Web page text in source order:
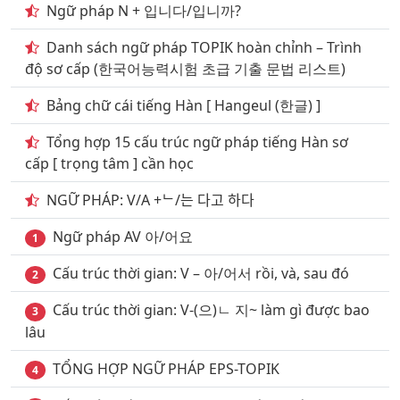
25 . Giao thông vận tải đường bộ
26. Giao thông vận tải đường hàng không
27. Giao thông vận tải đường sắt
28. Giao thông vận tải đường thủy phần 1
29. Giao thông vận tải đường thủy phần 2
30. Chủ đề khách sạn nhà nghỉ
31. Ký hiệu biển báo Giao thông phần 1
32. Ký hiệu biển báo Giao thông phần 2
33. Chủ đề Những loại trái cây
34. Chủ đề quan hệ gia đình & họ hàng
35. Chủ đề nghề nghiệp phần 1
Ngữ pháp N + 입니다/입니까?
Danh sách ngữ pháp TOPIK hoàn chỉnh – Trình
độ sơ cấp (한국어능력시험 초급 기출 문법 리스트)
Bảng chữ cái tiếng Hàn [ Hangeul (한글) ]
Tổng hợp 15 cấu trúc ngữ pháp tiếng Hàn sơ
cấp [ trọng tâm ] cần học
NGỮ PHÁP: V/A +ᄂ/는 다고 하다
1 Ngữ pháp AV 아/어요
2 Cấu trúc thời gian: V – 아/어서 rồi, và, sau đó
3
Cấu trúc thời gian: V-(으)ㄴ 지~ làm gì được bao
lâu
4 TỔNG HỢP NGỮ PHÁP EPS-TOPIK